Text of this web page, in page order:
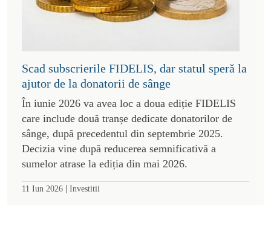
Scad subscrierile FIDELIS, dar statul speră la
ajutor de la donatorii de sânge
În iunie 2026 va avea loc a doua ediție FIDELIS
care include două tranșe dedicate donatorilor de
sânge, după precedentul din septembrie 2025.
Decizia vine după reducerea semnificativă a
sumelor atrase la ediția din mai 2026.
11 Iun 2026 | Investitii